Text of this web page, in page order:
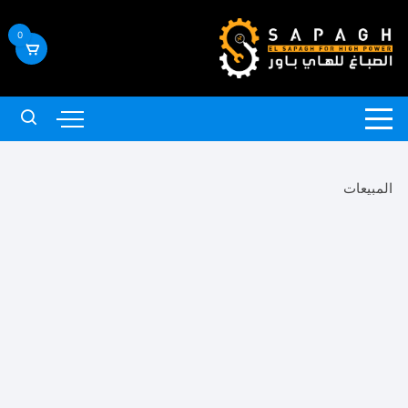
إلى
المحتوى
0
المبيعات